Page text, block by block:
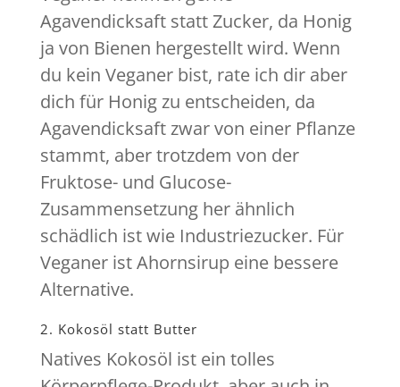
Agavendicksaft statt Zucker, da Honig
ja von Bienen hergestellt wird. Wenn
du kein Veganer bist, rate ich dir aber
dich für Honig zu entscheiden, da
Agavendicksaft zwar von einer Pflanze
stammt, aber trotzdem von der
Fruktose- und Glucose-
Zusammensetzung her ähnlich
schädlich ist wie Industriezucker. Für
Veganer ist Ahornsirup eine bessere
Alternative.
2. Kokosöl statt Butter
Natives Kokosöl ist ein tolles